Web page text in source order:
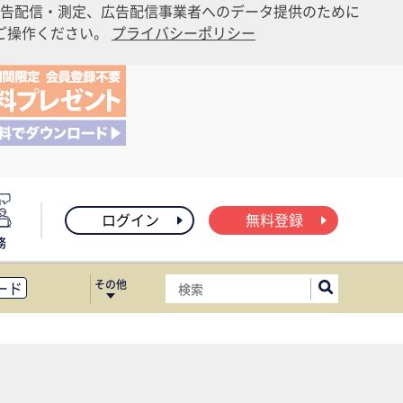
配信・測定、広告配信事業者へのデータ提供のために
作ください。 プライバシーポリシー
ログイン 無料登録
ド
ス移転
その他